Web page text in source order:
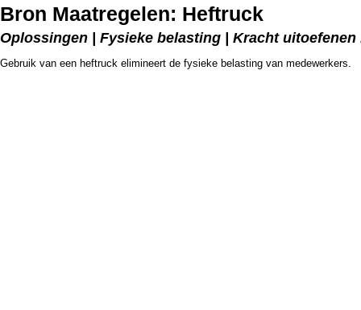
Bron Maatregelen: Heftruck
Oplossingen | Fysieke belasting | Kracht
Gebruik van een heftruck elimineert de fysieke belasting van medewerkers.